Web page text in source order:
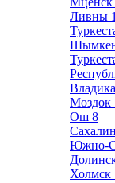
Ливны 1
Моздок
Ош 8
Южно-
Холмск